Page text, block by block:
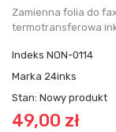
Zamienna folia do
termotransferowa
Indeks NON-0114
Marka 24inks
Stan: Nowy produkt
49,00 zł